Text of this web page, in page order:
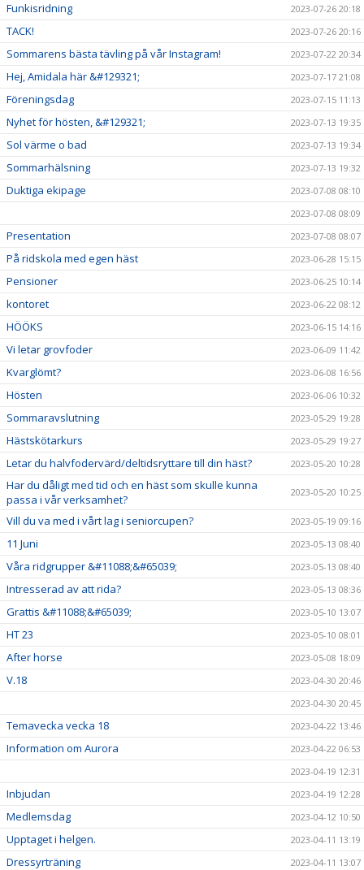
Funkisridning 2023-07-26 20:18
TACK! 2023-07-26 20:16
Sommarens bästa tävling på vår Instagram! 2023-07-22 20:34
Hej, Amidala här &#129321; 2023-07-17 21:08
Föreningsdag 2023-07-15 11:13
Nyhet för hösten, &#129321; 2023-07-13 19:35
Sol värme o bad 2023-07-13 19:34
Sommarhälsning 2023-07-13 19:32
Duktiga ekipage
2023-07-08 08:10
2023-07-08 08:09
Presentation 2023-07-08 08:07
På ridskola med egen häst 2023-06-28 15:15
Pensioner 2023-06-25 10:14
kontoret 2023-06-22 08:12
HÖÖKS 2023-06-15 14:16
Vi letar grovfoder 2023-06-09 11:42
Kvarglömt? 2023-06-08 16:56
Hösten 2023-06-06 10:32
Sommaravslutning 2023-05-29 19:28
Hästskötarkurs 2023-05-29 19:27
Letar du halvfodervärd/deltidsryttare till din häst? 2023-05-20 10:28
Har du dåligt med tid och en häst som skulle kunna
passa i vår verksamhet?
2023-05-20 10:25
Vill du va med i vårt lag i seniorcupen? 2023-05-19 09:16
11 Juni 2023-05-13 08:40
Våra ridgrupper &#11088;&#65039; 2023-05-13 08:40
Intresserad av att rida? 2023-05-13 08:36
Grattis &#11088;&#65039; 2023-05-10 13:07
HT 23 2023-05-10 08:01
After horse 2023-05-08 18:09
V.18
2023-04-30 20:46
2023-04-30 20:45
Temavecka vecka 18 2023-04-22 13:46
Information om Aurora
2023-04-22 06:53
2023-04-19 12:31
Inbjudan 2023-04-19 12:28
Medlemsdag 2023-04-12 10:50
Upptaget i helgen. 2023-04-11 13:19
Dressyrträning 2023-04-11 13:07